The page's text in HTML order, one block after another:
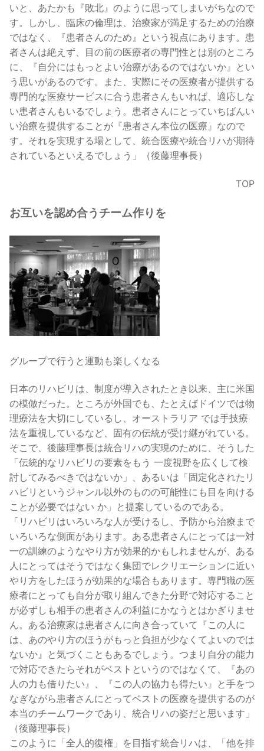
いと、あたかも『敗北』のように思ってしまいがちなので
す。しかし、臨床の倫理は、治療家が満足するための治療
ではなく、『患者さんのため』という視点にあります。患
者さんは絶えず、目の前の医療者の専門性とは別のところ
に、『自分にはもっとよい治療があるのではないか』とい
う思いがあるのです。また、実際にその医療者が提供する
専門的な医療サービスに合う患者さんもいれば、適応しな
い患者さんもいるでしょう。患者さんにとっていちばんい
い治療を提供することが『患者さん本位の医療』なので
す。それを実現する場として、統合医療や統合リハが期待
されているといえるでしょう」（後藤理事長）
TOP
お互いを認め合うチーム作りを
グループで行うと運動も楽しくなる
日本のリハビリは、制度が導入されたとき以来、主に米国
の模倣だった。ところが外国でも、たとえばドイツでは物
理療法を大切にしているし、オーストラリア では手技療
法を重視しているなど、固有の伝統が受け継がれている。
そこで、後藤理事長は統合リハの実現のために、そうした
「伝統的なリハビリの要素をもう 一度視野を広くして検
討してみるべきではないか」、あるいは「固定化されたリ
ハビリというジャンル以外のものの可能性にも目を向ける
ことが必要ではない か」と提案しているのである。
「リハビリはいろいろな人が受けるし、予防から治療まで
いろいろな側面があります。ある患者さんにとっては一対
一の訓練のようなやり方が効果的かもしれませんが、ある
人にとってはそうではなく集団でレクリエーションに近い
やり方をしたほうが効果的な場合もあります。専門職の医
療者にとっても自分が取り組んできた分野で対応すること
が必ずしも相手の患者さんの利益にかなうとはかぎりませ
ん。ある治療家は患者さんに向き合っていて『この人に
は、あのやり方のほうがもっと負担が少なくてよいのでは
ないか』と気づくこともあるでしょう。つまり自分の能力
で対応できたらそれがベストというのではなくて、『あの
人の力も借りたい』、『この人の協力も得たい』と手をつ
なぎながら患者さんにとってベストの医療を提供するのが
本当のチームワークであり、統合リハの姿だと思います」
（後藤理事長）
このように「全人的復権」を目指す統合リハは、「他を排